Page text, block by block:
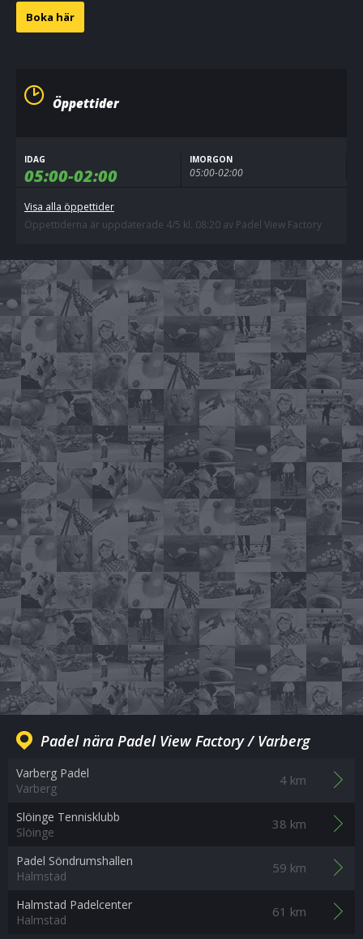
Boka här
Öppettider
IDAG
05:00-02:00
IMORGON
05:00-02:00
Visa alla öppettider
Öppettiderna är uppdaterade 4/5 kl. 08:20 av Padel View Factory
Padel nära Padel View Factory / Varberg
Varberg Padel
Varberg
4 km
Slöinge Tennisklubb
Slöinge
38 km
Padel Söndrumshallen
Halmstad
59 km
Halmstad Padelcenter
Halmstad
61 km